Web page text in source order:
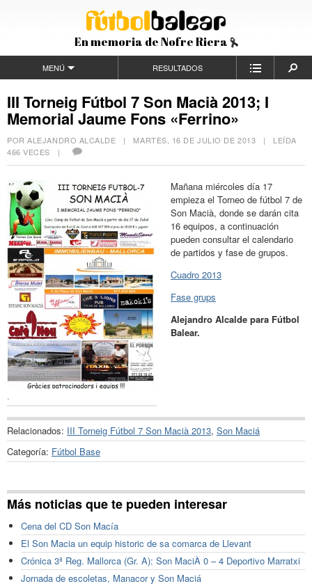
En memoria de Nofre Riera
MENÚ RESULTADOS
III Torneig Fútbol 7 Son Macià 2013; I
Memorial Jaume Fons «Ferrino»
POR ALEJANDRO ALCALDE | MARTES, 16 DE JULIO DE 2013 | LEÍDA
466 VECES |
.
Mañana miércoles día 17
empieza el Torneo de fútbol 7 de
Son Macià, donde se darán cita
16 equipos, a continuación
pueden consultar el calendario
de partidos y fase de grupos.
Cuadro 2013
Fase grups
Alejandro Alcalde para Fútbol
Balear.
Relacionados: III Torneig Fútbol 7 Son Macià 2013, Son Maciá
Categoría: Fútbol Base
Más noticias que te pueden interesar
Cena del CD Son Macía
El Son Macia un equip historic de sa comarca de Llevant
Crónica 3ª Reg. Mallorca (Gr. A): Son MaciÀ 0 – 4 Deportivo Marratxi
Jornada de escoletas, Manacor y Son Maciá